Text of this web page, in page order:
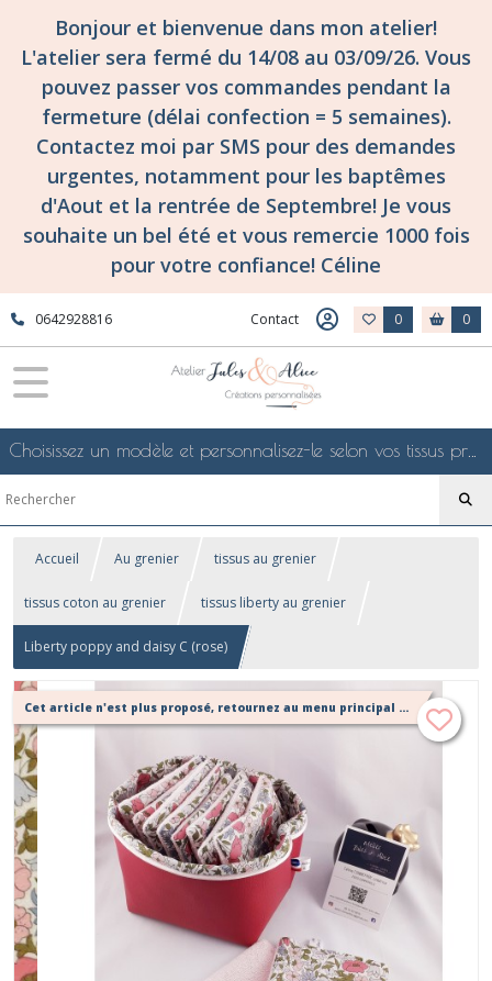
Bonjour et bienvenue dans mon atelier!
L'atelier sera fermé du 14/08 au 03/09/26. Vous
pouvez passer vos commandes pendant la
fermeture (délai confection = 5 semaines).
Contactez moi par SMS pour des demandes
urgentes, notamment pour les baptêmes
d'Aout et la rentrée de Septembre! Je vous
souhaite un bel été et vous remercie 1000 fois
pour votre confiance! Céline
0642928816 Contact 0 0
Choisissez un modèle et personnalisez-le selon vos tissus préférés de mes collections en ligne, je le confectionnerai selon vos souhaits
Accueil Au grenier tissus au grenier
tissus coton au grenier tissus liberty au grenier
Liberty poppy and daisy C (rose)
Cet article n'est plus proposé, retournez au menu principal ou contactez moi!